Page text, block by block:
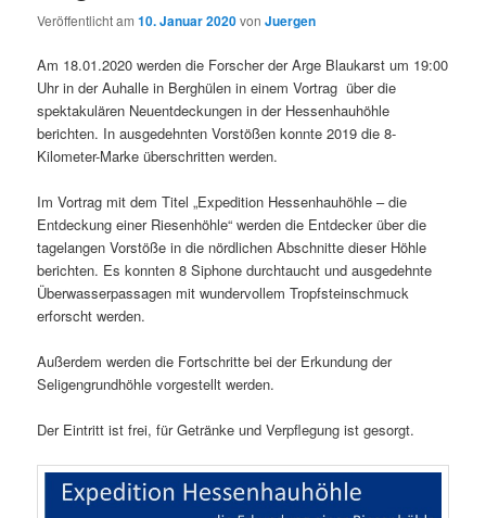
Veröffentlicht am10. Januar 2020vonJuergen
Am 18.01.2020 werden die Forscher der Arge Blaukarst um 19:00
Uhr in der Auhalle in Berghülen in einem Vortrag über die
spektakulären Neuentdeckungen in der Hessenhauhöhle
berichten. In ausgedehnten Vorstößen konnte 2019 die 8-
Kilometer-Marke überschritten werden.
Im Vortrag mit dem Titel „Expedition Hessenhauhöhle – die
Entdeckung einer Riesenhöhle“ werden die Entdecker über die
tagelangen Vorstöße in die nördlichen Abschnitte dieser Höhle
berichten. Es konnten 8 Siphone durchtaucht und ausgedehnte
Überwasserpassagen mit wundervollem Tropfsteinschmuck
erforscht werden.
Außerdem werden die Fortschritte bei der Erkundung der
Seligengrundhöhle vorgestellt werden.
Der Eintritt ist frei, für Getränke und Verpflegung ist gesorgt.